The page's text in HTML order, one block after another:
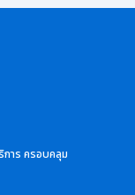
การ ครอบคลุม